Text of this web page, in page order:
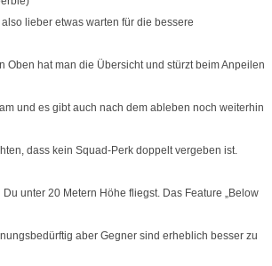
lieber etwas warten für die bessere
Oben hat man die Übersicht und stürzt beim Anpeilen
und es gibt auch nach dem ableben noch weiterhin
dass kein Squad-Perk doppelt vergeben ist.
unter 20 Metern Höhe fliegst. Das Feature „Below
aber Gegner sind erheblich besser zu